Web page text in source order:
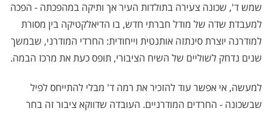
שמש ד', שכונה צעירה בתולדות העיר אך ותיקה במהפכתה - הפכה
למעבדת שדה של מודל חברתי חדש, בו הדיאלקטיקה בין מסורת
למודרנה יוצרת סינתזה אותנטית וייחודית: החרדי המודרני, שבמשך
שנים נדחק לשוליים של השיח הציבורי, תופס כעת את מרכז הבמה.
למעשה, אי אפשר עוד להזכיר את רמה ד' מבלי להתייחס לפיל
שבשכונה - החרדים המודרניים. העובדה שדווקא ציבור זה בחר